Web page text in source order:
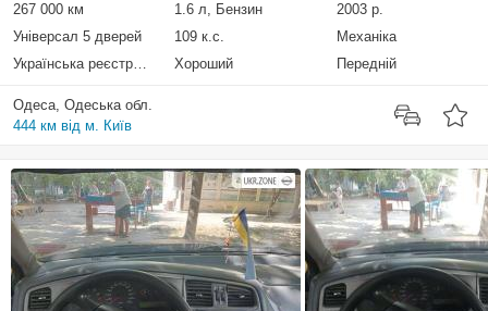
267 000 км 1.6 л, Бензин
2003 р.
Універсал 5 дверей
109 к.с.
Механіка
Українська реєстрація
Хороший Передній
Одеса, Одеська обл.
444 км від м. Київ